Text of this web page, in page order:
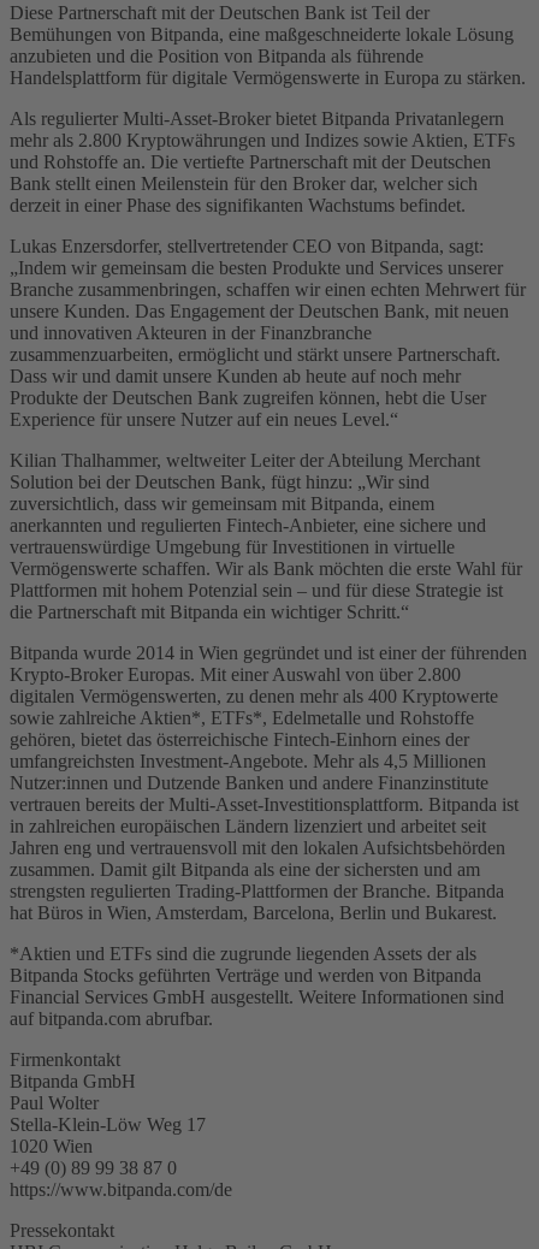
Diese Partnerschaft mit der Deutschen Bank ist Teil der
Bemühungen von Bitpanda, eine maßgeschneiderte lokale Lösung
anzubieten und die Position von Bitpanda als führende
Handelsplattform für digitale Vermögenswerte in Europa zu stärken.
Als regulierter Multi-Asset-Broker bietet Bitpanda Privatanlegern
mehr als 2.800 Kryptowährungen und Indizes sowie Aktien, ETFs
und Rohstoffe an. Die vertiefte Partnerschaft mit der Deutschen
Bank stellt einen Meilenstein für den Broker dar, welcher sich
derzeit in einer Phase des signifikanten Wachstums befindet.
Lukas Enzersdorfer, stellvertretender CEO von Bitpanda, sagt:
„Indem wir gemeinsam die besten Produkte und Services unserer
Branche zusammenbringen, schaffen wir einen echten Mehrwert für
unsere Kunden. Das Engagement der Deutschen Bank, mit neuen
und innovativen Akteuren in der Finanzbranche
zusammenzuarbeiten, ermöglicht und stärkt unsere Partnerschaft.
Dass wir und damit unsere Kunden ab heute auf noch mehr
Produkte der Deutschen Bank zugreifen können, hebt die User
Experience für unsere Nutzer auf ein neues Level.“
Kilian Thalhammer, weltweiter Leiter der Abteilung Merchant
Solution bei der Deutschen Bank, fügt hinzu: „Wir sind
zuversichtlich, dass wir gemeinsam mit Bitpanda, einem
anerkannten und regulierten Fintech-Anbieter, eine sichere und
vertrauenswürdige Umgebung für Investitionen in virtuelle
Vermögenswerte schaffen. Wir als Bank möchten die erste Wahl für
Plattformen mit hohem Potenzial sein – und für diese Strategie ist
die Partnerschaft mit Bitpanda ein wichtiger Schritt.“
Bitpanda wurde 2014 in Wien gegründet und ist einer der führenden
Krypto-Broker Europas. Mit einer Auswahl von über 2.800
digitalen Vermögenswerten, zu denen mehr als 400 Kryptowerte
sowie zahlreiche Aktien*, ETFs*, Edelmetalle und Rohstoffe
gehören, bietet das österreichische Fintech-Einhorn eines der
umfangreichsten Investment-Angebote. Mehr als 4,5 Millionen
Nutzer:innen und Dutzende Banken und andere Finanzinstitute
vertrauen bereits der Multi-Asset-Investitionsplattform. Bitpanda ist
in zahlreichen europäischen Ländern lizenziert und arbeitet seit
Jahren eng und vertrauensvoll mit den lokalen Aufsichtsbehörden
zusammen. Damit gilt Bitpanda als eine der sichersten und am
strengsten regulierten Trading-Plattformen der Branche. Bitpanda
hat Büros in Wien, Amsterdam, Barcelona, Berlin und Bukarest.
*Aktien und ETFs sind die zugrunde liegenden Assets der als
Bitpanda Stocks geführten Verträge und werden von Bitpanda
Financial Services GmbH ausgestellt. Weitere Informationen sind
auf bitpanda.com abrufbar.
Firmenkontakt
Bitpanda GmbH
Paul Wolter
Stella-Klein-Löw Weg 17
1020 Wien
+49 (0) 89 99 38 87 0
https://www.bitpanda.com/de
Pressekontakt